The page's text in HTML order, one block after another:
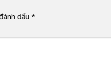
dấu *